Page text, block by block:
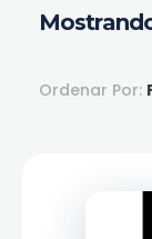
Ordenar Por: